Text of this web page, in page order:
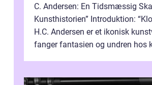
C. Andersen: En Tidsmæssig
Kunsthistorien” Introduktion:
H.C. Andersen er et ikonisk
fanger fantasien og undren hos